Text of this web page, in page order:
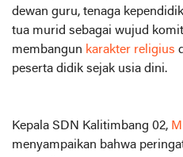
dewan guru, tenaga
tua murid sebagai wujud
membangun karakter religius
peserta didik sejak usia dini.
Kepala SDN Kalitimbang 02,
menyampaikan bahwa